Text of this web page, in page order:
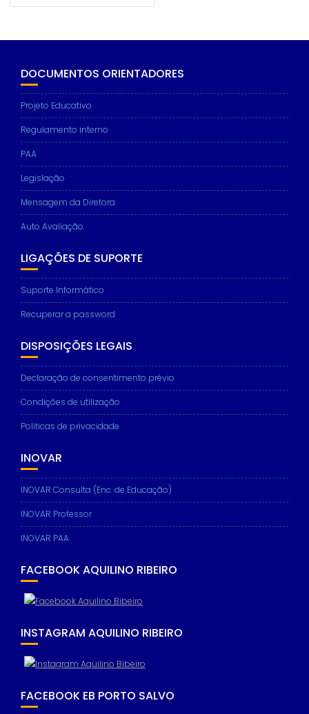
DOCUMENTOS ORIENTADORES
Projeto Educativo
Regulamento interno
PAA
Legislação
Mensagem da Diretora
Auto Avaliação
LIGAÇÕES DE SUPORTE
Suporte Informático
Recuperar a password
DISPOSIÇÕES LEGAIS
Declaração de consentimento prévio
Condições de utilização
Politicas de privacidade
INOVAR
INOVAR Consulta (Enc. de Educação)
INOVAR Professor
INOVAR PAA
FACEBOOK AQUILINO RIBEIRO
INSTAGRAM AQUILINO RIBEIRO
FACEBOOK EB PORTO SALVO